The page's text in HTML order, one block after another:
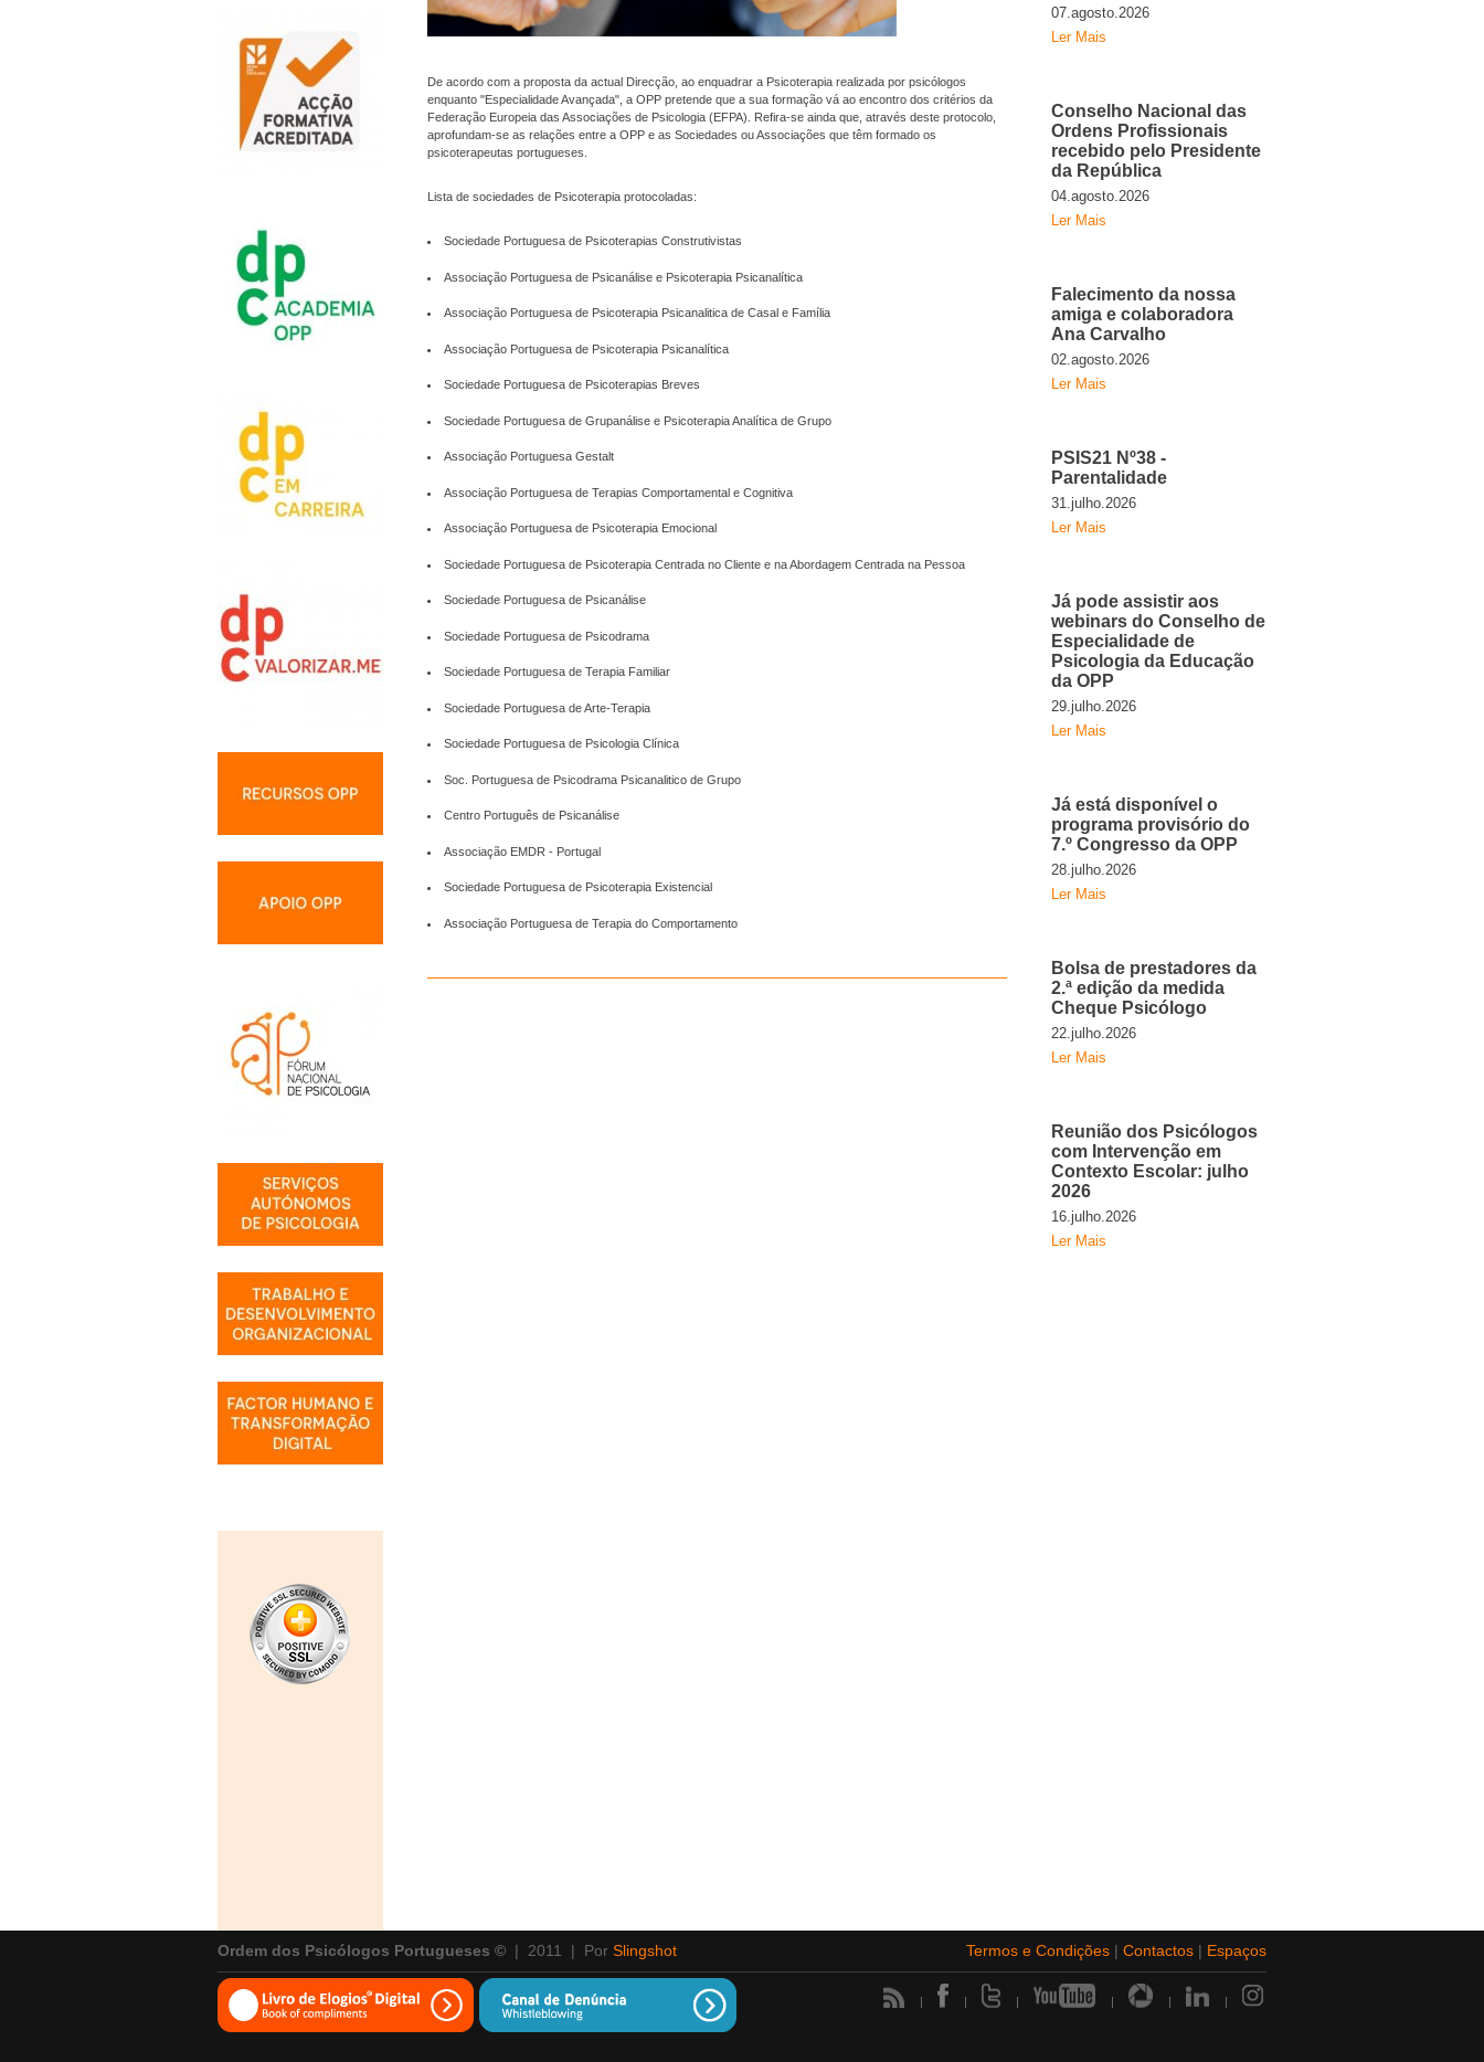
De acordo com a proposta da actual Direcção, ao enquadrar a Psicoterapia realizada por psicólogos
enquanto "Especialidade Avançada", a OPP pretende que a sua formação vá ao encontro dos critérios da
Federação Europeia das Associações de Psicologia (EFPA). Refira-se ainda que, através deste protocolo,
aprofundam-se as relações entre a OPP e as Sociedades ou Associações que têm formado os
psicoterapeutas portugueses.
Lista de sociedades de Psicoterapia protocoladas:
Sociedade Portuguesa de Psicoterapias Construtivistas
Associação Portuguesa de Psicanálise e Psicoterapia Psicanalítica
Associação Portuguesa de Psicoterapia Psicanalitica de Casal e Família
Associação Portuguesa de Psicoterapia Psicanalítica
Sociedade Portuguesa de Psicoterapias Breves
Sociedade Portuguesa de Grupanálise e Psicoterapia Analítica de Grupo
Associação Portuguesa Gestalt
Associação Portuguesa de Terapias Comportamental e Cognitiva
Associação Portuguesa de Psicoterapia Emocional
Sociedade Portuguesa de Psicoterapia Centrada no Cliente e na Abordagem Centrada na Pessoa
Sociedade Portuguesa de Psicanálise
Sociedade Portuguesa de Psicodrama
Sociedade Portuguesa de Terapia Familiar
Sociedade Portuguesa de Arte-Terapia
Sociedade Portuguesa de Psicologia Clínica
Soc. Portuguesa de Psicodrama Psicanalitico de Grupo
Centro Português de Psicanálise
Associação EMDR - Portugal
Sociedade Portuguesa de Psicoterapia Existencial
Associação Portuguesa de Terapia do Comportamento
07.agosto.2026
Ler Mais
Conselho Nacional das
Ordens Profissionais
recebido pelo Presidente
da República
04.agosto.2026
Ler Mais
Falecimento da nossa
amiga e colaboradora
Ana Carvalho
02.agosto.2026
Ler Mais
PSIS21 Nº38 -
Parentalidade
31.julho.2026
Ler Mais
Já pode assistir aos
webinars do Conselho de
Especialidade de
Psicologia da Educação
da OPP
29.julho.2026
Ler Mais
Já está disponível o
programa provisório do
7.º Congresso da OPP
28.julho.2026
Ler Mais
Bolsa de prestadores da
2.ª edição da medida
Cheque Psicólogo
22.julho.2026
Ler Mais
Reunião dos Psicólogos
com Intervenção em
Contexto Escolar: julho
2026
16.julho.2026
Ler Mais
Ordem dos Psicólogos Portugueses © | 2011 | Por Slingshot Termos e Condições | Contactos | Espaços